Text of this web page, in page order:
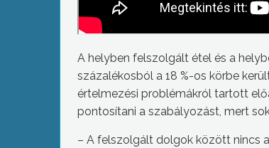
A helyben felszolgált étel és a
százalékosból a 18 %-os körbe
értelmezési problémákról tartott
pontosítani a szabályozást, mert
– A felszolgált dolgok között nincs